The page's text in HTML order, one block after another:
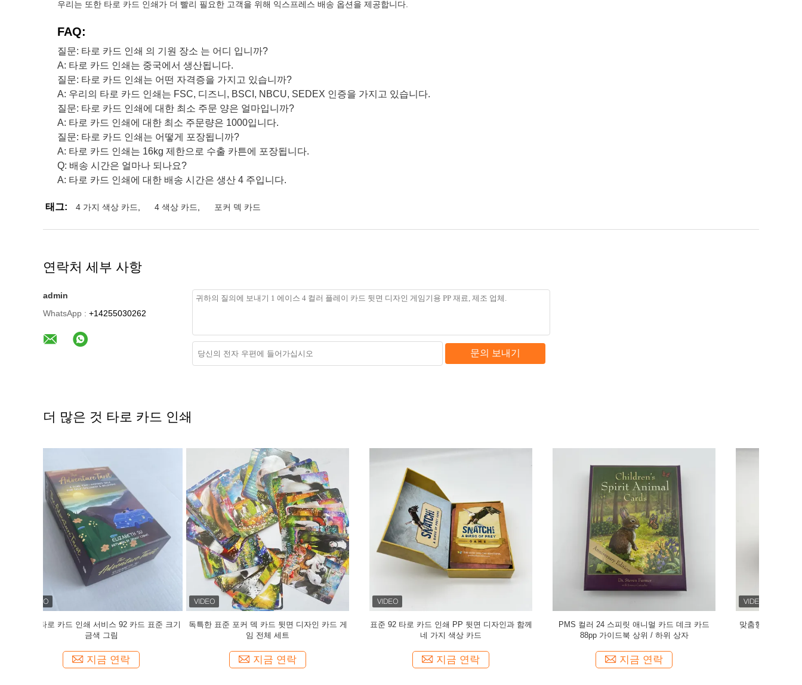
우리는 또한 타로 카드 인쇄가 더 빨리 필요한 고객을 위해 익스프레스 배송 옵션을 제공합니다.
FAQ:
질문: 타로 카드 인쇄 의 기원 장소 는 어디 입니까?
A: 타로 카드 인쇄는 중국에서 생산됩니다.
질문: 타로 카드 인쇄는 어떤 자격증을 가지고 있습니까?
A: 우리의 타로 카드 인쇄는 FSC, 디즈니, BSCI, NBCU, SEDEX 인증을 가지고 있습니다.
질문: 타로 카드 인쇄에 대한 최소 주문 양은 얼마입니까?
A: 타로 카드 인쇄에 대한 최소 주문량은 1000입니다.
질문: 타로 카드 인쇄는 어떻게 포장됩니까?
A: 타로 카드 인쇄는 16kg 제한으로 수출 카튼에 포장됩니다.
Q: 배송 시간은 얼마나 되나요?
A: 타로 카드 인쇄에 대한 배송 시간은 생산 4 주입니다.
태그: 4 가지 색상 카드 4 색상 카드 포커 덱 카드
연락처 세부 사항
admin
WhatsApp : +14255030262
문의 보내기
더 많은 것 타로 카드 인쇄
독특한 표준 포커 덱 카드 뒷면 디자인 카드 게
임 전체 세트
지금 연락
표준 92 타로 카드 인쇄 PP 뒷면 디자인과 함께
네 가지 색상 카드
지금 연락
PMS 컬러 24 스피릿 애니멀 카드 데크 카드
88pp 가이드북 상위 / 하위 상자
지금 연락
맞춤형 게임 타로 카드 인쇄 종이 건설 OEM /
ODM 서비스
지금 연락